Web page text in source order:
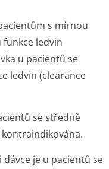
s mírnou
ledvin
u pacientů se
ledvin (clearance
se středně
je u pacientů se